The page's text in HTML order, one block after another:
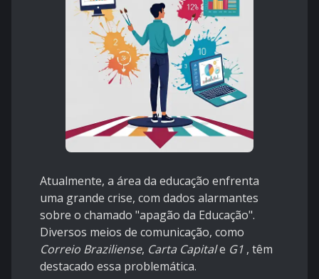
Atualmente, a área da educação enfrenta
uma grande crise, com dados alarmantes
sobre o chamado "apagão da Educação".
Diversos meios de comunicação, como
Correio Braziliense, Carta Capitale G1 , têm
destacado essa problemática.